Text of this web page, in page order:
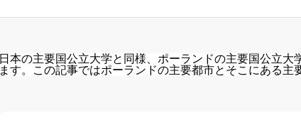
日本の主要国公立大学と同様、ポーランドの主要国公立大
ます。この記事ではポーランドの主要都市とそこにある主